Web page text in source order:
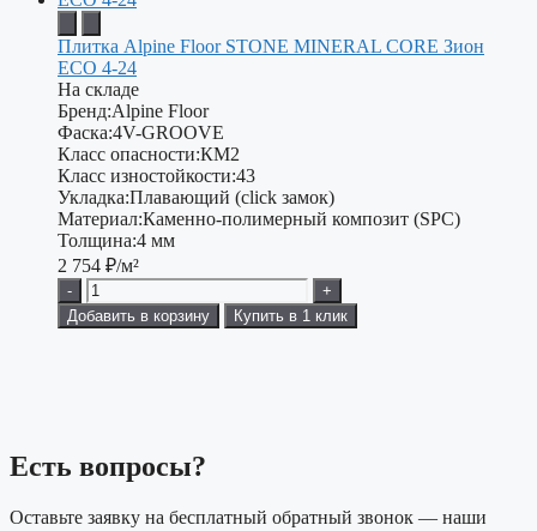
Плитка Alpine Floor STONE MINERAL CORE Зион
ЕСО 4-24
На складе
Бренд:Alpine Floor
Фаска:4V-GROOVE
Класс опасности:КМ2
Класс изностойкости:43
Укладка:Плавающий (click замок)
Материал:Каменно-полимерный композит (SPC)
Толщина:4 мм
2 754 ₽/м²
-
+
Добавить в корзину
Купить в 1 клик
Есть вопросы?
Оставьте заявку на бесплатный обратный звонок — наши